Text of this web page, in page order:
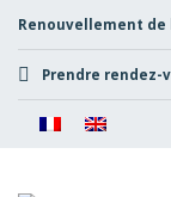
Renouvellement
Prendre rendez-